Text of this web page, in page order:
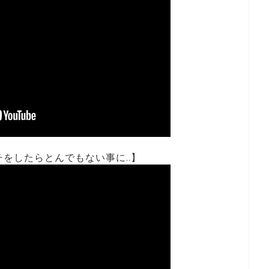
したらとんでもない事に..】